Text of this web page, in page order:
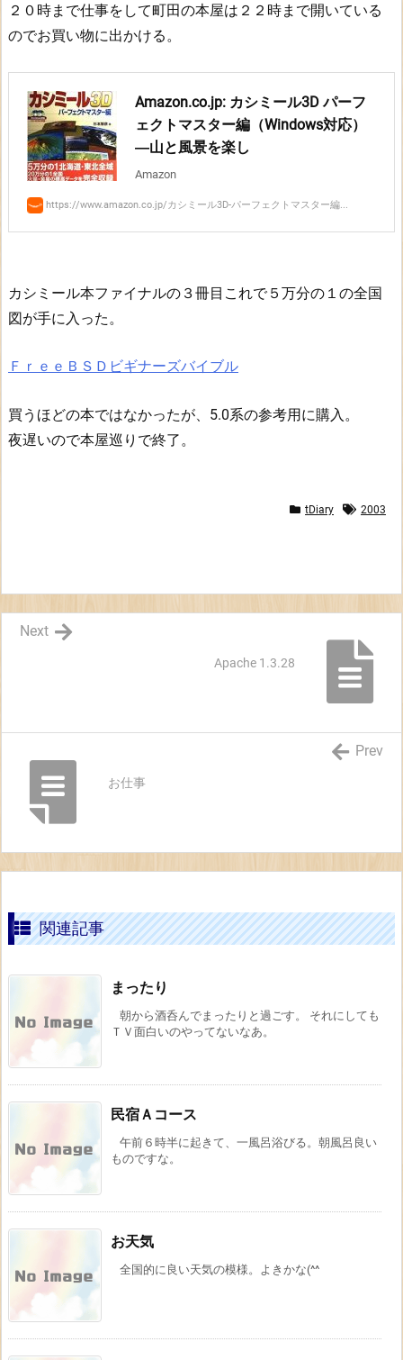
２０時まで仕事をして町田の本屋は２２時まで開いている
のでお買い物に出かける。
Amazon.co.jp: カシミール3D パーフ
ェクトマスター編（Windows対応）
―山と風景を楽し
Amazon
https://www.amazon.co.jp/カシミール3D-パーフェクトマスター編...
カシミール本ファイナルの３冊目これで５万分の１の全国
図が手に入った。
ＦｒｅｅＢＳＤビギナーズバイブル
買うほどの本ではなかったが、5.0系の参考用に購入。
夜遅いので本屋巡りで終了。
tDiary 2003
Apache 1.3.28
Next
お仕事
Prev
関連記事
まったり
朝から酒呑んでまったりと過ごす。 それにしても
ＴＶ面白いのやってないなあ。
民宿Ａコース
午前６時半に起きて、一風呂浴びる。朝風呂良い
ものですな。
お天気
全国的に良い天気の模様。よきかな(^^